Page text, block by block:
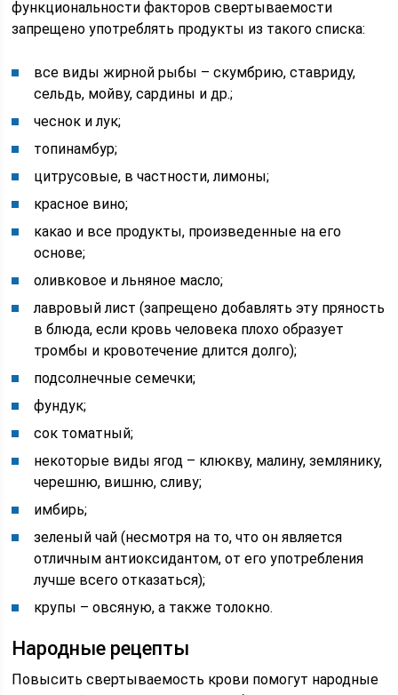
функциональности факторов свертываемости
запрещено употреблять продукты из такого списка:
все виды жирной рыбы – скумбрию, ставриду,
сельдь, мойву, сардины и др.;
чеснок и лук;
топинамбур;
цитрусовые, в частности, лимоны;
красное вино;
какао и все продукты, произведенные на его
основе;
оливковое и льняное масло;
лавровый лист (запрещено добавлять эту пряность
в блюда, если кровь человека плохо образует
тромбы и кровотечение длится долго);
подсолнечные семечки;
фундук;
сок томатный;
некоторые виды ягод – клюкву, малину, землянику,
черешню, вишню, сливу;
имбирь;
зеленый чай (несмотря на то, что он является
отличным антиоксидантом, от его употребления
лучше всего отказаться);
крупы – овсяную, а также толокно.
Народные рецепты
Повысить свертываемость крови помогут народные